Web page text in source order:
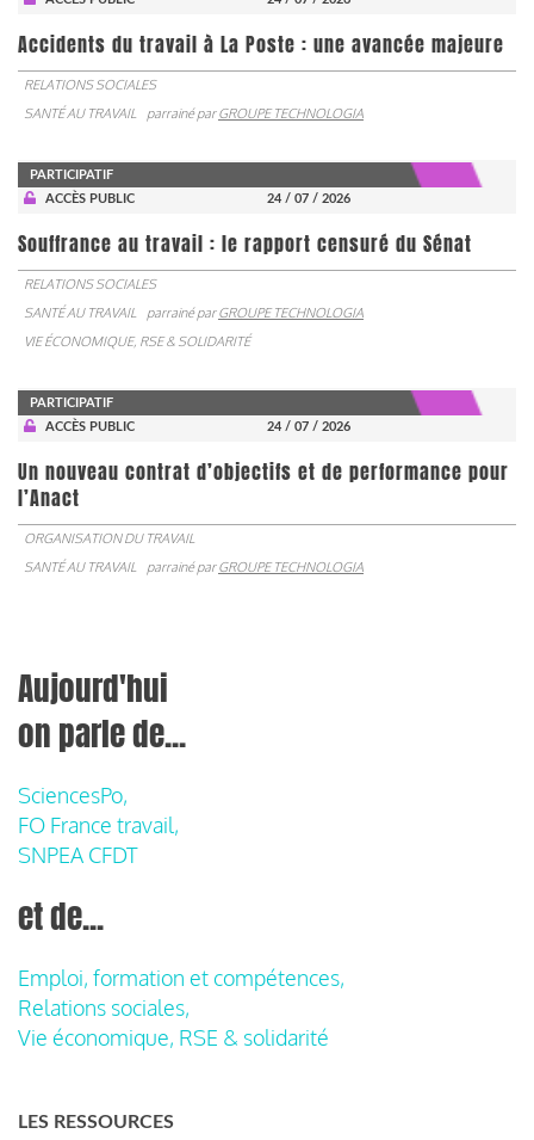
Accidents du travail à La Poste : une avancée majeure
RELATIONS SOCIALES
SANTÉ AU TRAVAIL
parrainé parGROUPE TECHNOLOGIA
PARTICIPATIF
ACCÈS PUBLIC
24 / 07 / 2026
Souffrance au travail : le rapport censuré du Sénat
RELATIONS SOCIALES
SANTÉ AU TRAVAIL
parrainé parGROUPE TECHNOLOGIA
VIE ÉCONOMIQUE, RSE & SOLIDARITÉ
PARTICIPATIF
ACCÈS PUBLIC
24 / 07 / 2026
Un nouveau contrat d’objectifs et de performance pour
l’Anact
ORGANISATION DU TRAVAIL
SANTÉ AU TRAVAIL
parrainé parGROUPE TECHNOLOGIA
Aujourd'hui
on parle de...
SciencesPo,
FO France travail,
SNPEA CFDT
et de...
Emploi, formation et compétences,
Relations sociales,
Vie économique, RSE & solidarité
LES RESSOURCES